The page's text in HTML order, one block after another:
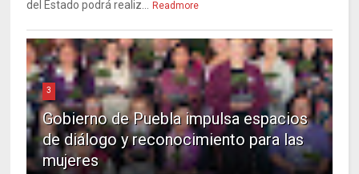
del Estado podrá realiz... Readmore
3
Gobierno de Puebla impulsa espacios
de diálogo y reconocimiento para las
mujeres